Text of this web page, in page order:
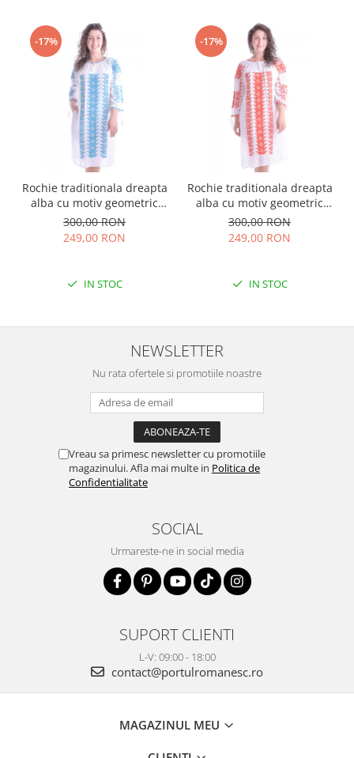
-17%
Rochie traditionala dreapta
alba cu motiv geometric
albastru Tania
300,00 RON
249,00 RON
IN STOC
-17%
Rochie traditionala dreapta
alba cu motiv geometric
rosu Doina
300,00 RON
249,00 RON
IN STOC
NEWSLETTER
Nu rata ofertele si promotiile noastre
Vreau sa primesc newsletter cu promotiile
magazinului. Afla mai multe in Politica de
Confidentialitate
SOCIAL
Urmareste-ne in social media
SUPORT CLIENTI
L-V: 09:00 - 18:00
contact@portulromanesc.ro
MAGAZINUL MEU